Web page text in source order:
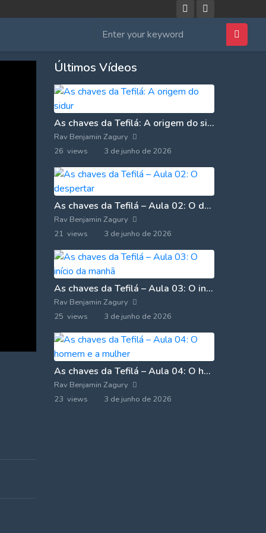
Últimos Vídeos
As chaves da Tefilá: A origem do sidur
Rav Benjamin Zagury
26 views
3 de junho de 2026
As chaves da Tefilá – Aula 02: O despertar
Rav Benjamin Zagury
21 views
3 de junho de 2026
As chaves da Tefilá – Aula 03: O início da manhã
Rav Benjamin Zagury
25 views
3 de junho de 2026
As chaves da Tefilá – Aula 04: O homem e a mulher
Rav Benjamin Zagury
23 views
3 de junho de 2026